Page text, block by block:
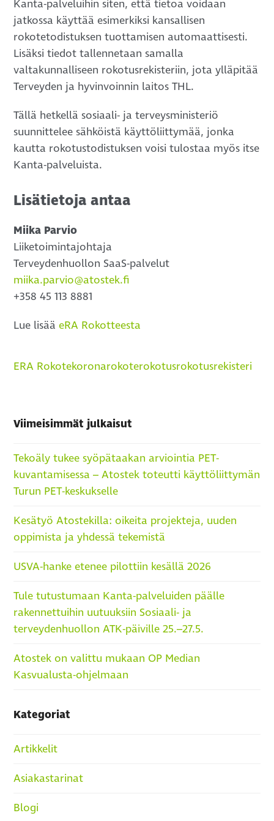
Kanta-palveluihin siten, että tietoa voidaan
jatkossa käyttää esimerkiksi kansallisen
rokotetodistuksen tuottamisen automaattisesti.
Lisäksi tiedot tallennetaan samalla
valtakunnalliseen rokotusrekisteriin, jota ylläpitää
Terveyden ja hyvinvoinnin laitos THL.
Tällä hetkellä sosiaali- ja terveysministeriö
suunnittelee sähköistä käyttöliittymää, jonka
kautta rokotustodistuksen voisi tulostaa myös itse
Kanta-palveluista.
Lisätietoja antaa
Miika Parvio
Liiketoimintajohtaja
Terveydenhuollon SaaS-palvelut
miika.parvio@atostek.fi
+358 45 113 8881
Lue lisääeRA Rokotteesta
ERA Rokotekoronarokoterokotusrokotusrekisteri
Viimeisimmät julkaisut
Tekoäly tukee syöpätaakan arviointia PET-
kuvantamisessa – Atostek toteutti käyttöliittymän
Turun PET-keskukselle
Kesätyö Atostekilla: oikeita projekteja, uuden
oppimista ja yhdessä tekemistä
USVA-hanke etenee pilottiin kesällä 2026
Tule tutustumaan Kanta-palveluiden päälle
rakennettuihin uutuuksiin Sosiaali- ja
terveydenhuollon ATK-päiville 25.–27.5.
Atostek on valittu mukaan OP Median
Kasvualusta-ohjelmaan
Kategoriat
Artikkelit
Asiakastarinat
Blogi